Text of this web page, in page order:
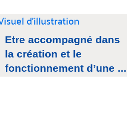
Etre accompagné dans
la création et le
fonctionnement d’une ...